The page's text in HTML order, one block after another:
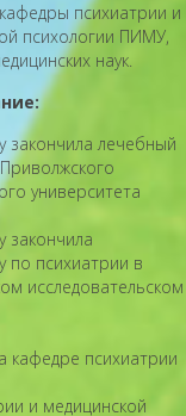
психиатрии и
психологии ПИМУ,
наук.
закончила лечебный
университета
закончила
по психиатрии в
исследовательском
кафедре психиатрии
и медицинской